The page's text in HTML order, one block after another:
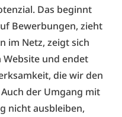
Das beginnt
Bewerbungen, zieht
im Netz, zeigt sich
und endet
die wir den
der Umgang mit
nicht ausbleiben,